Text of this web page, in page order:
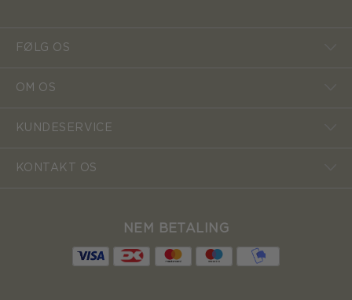
FØLG OS
OM OS
KUNDESERVICE
KONTAKT OS
NEM BETALING